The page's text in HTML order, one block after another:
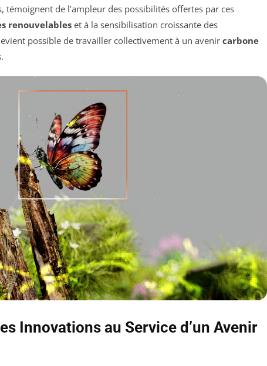
témoignent de l’ampleur des possibilités offertes par ces
renouvelableset à la sensibilisation croissante des
possible de travailler collectivement à un avenir carbone
Innovations au Service d’un Avenir